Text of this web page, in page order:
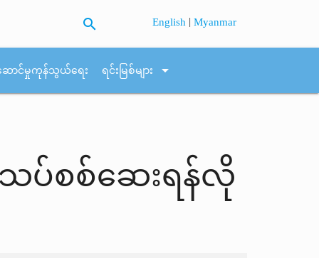
search English |Myanmar
ောင်မှုကုန်သွယ်ရေး ရင်းမြစ်များ arrow_drop_down
ပ်စစ်ဆေးရန်လို